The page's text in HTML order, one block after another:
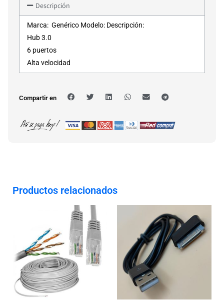
Descripción
Marca: Genérico Modelo: Descripción:
Hub 3.0
6 puertos
Alta velocidad
Compartir en
Productos relacionados